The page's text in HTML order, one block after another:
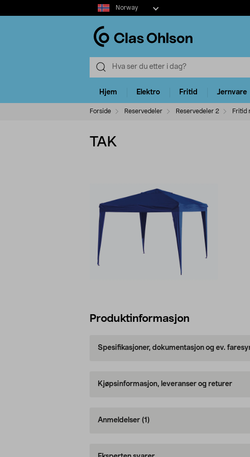
Select
market
Norway
Hjem Elektro Fritid Jernvare
Forside Reservedeler Reservedeler 2 Fritid
TAK
Produktinformasjon
Spesifikasjoner, dokumentasjon og ev.
Kjøpsinformasjon, leveranser og returer
Anmeldelser (1)